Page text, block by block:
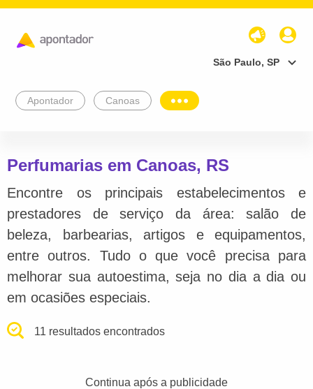
São Paulo, SP
Apontador Canoas
Perfumarias em Canoas, RS
Encontre os principais estabelecimentos e
prestadores de serviço da área: salão de
beleza, barbearias, artigos e equipamentos,
entre outros. Tudo o que você precisa para
melhorar sua autoestima, seja no dia a dia ou
em ocasiões especiais.
11 resultados encontrados
Continua após a publicidade